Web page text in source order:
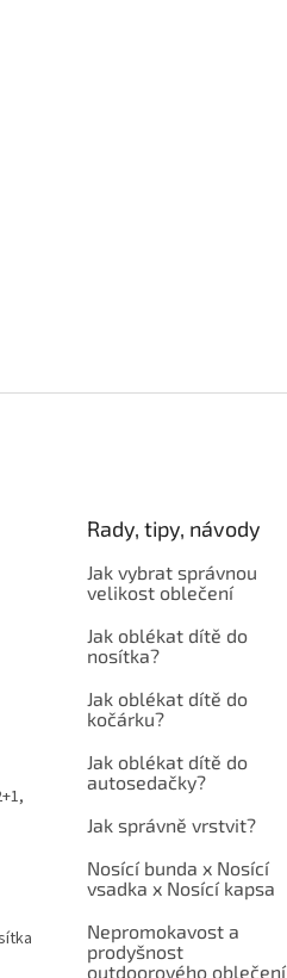
Rady, tipy, návody
Jak vybrat správnou
velikost oblečení
Jak oblékat dítě do
nosítka?
Jak oblékat dítě do
kočárku?
Jak oblékat dítě do
autosedačky?
Jak správně vrstvit?
Nosící bunda x Nosící
vsadka x Nosící kapsa
Nepromokavost a
prodyšnost
outdoorového oblečení